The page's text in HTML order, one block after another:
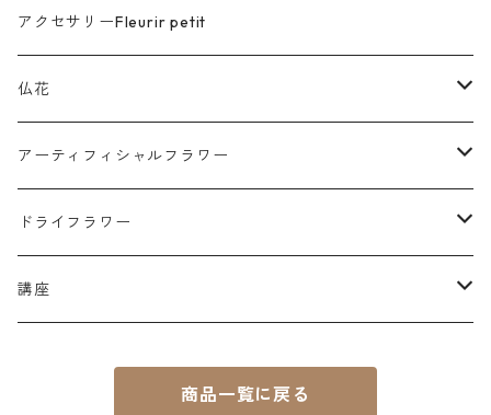
花色ギフト HANAIRO
花想 HANASOU
花想 - 窓 -（メモリアル）
花想 - 小箱 -（メモリアル・想い出収納)
仏花
季節の商品
花結 HANAYUI
アクセサリーFleurir petit
仏花
プリザーブドフラワー
アーティフィシャルフラワー
花守HANAMORI
アーティフィシャルフラワー
仏花
花守 HANAMORI
リース
ドライフラワー
スワッグ
講座
商品一覧に戻る